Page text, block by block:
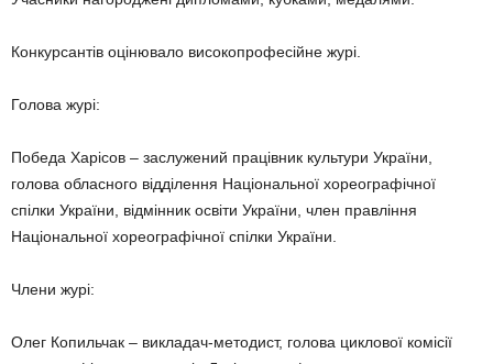
Конкурсантів оцінювало високо­професійне журі.
Голова журі:
Победа Харісов – заслужений працівник культури України,
голова обласного відділення Національної хореографічної
спілки України, від­мінник освіти України, член прав­ління
Національної хореографічної спілки України.
Члени журі:
Олег Копильчак – викладач-методист, голова циклової комісії